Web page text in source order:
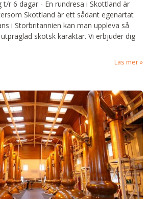
t/r 6 dagar - En rundresa i Skottland är
Skottland är ett sådant egenartat
i Storbritannien kan man uppleva så
skotsk karaktär. Vi erbjuder dig
Läs mer